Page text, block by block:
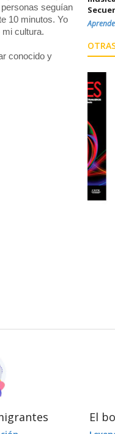
seguían
10 minutos. Yo
cultura.
conocido y
El